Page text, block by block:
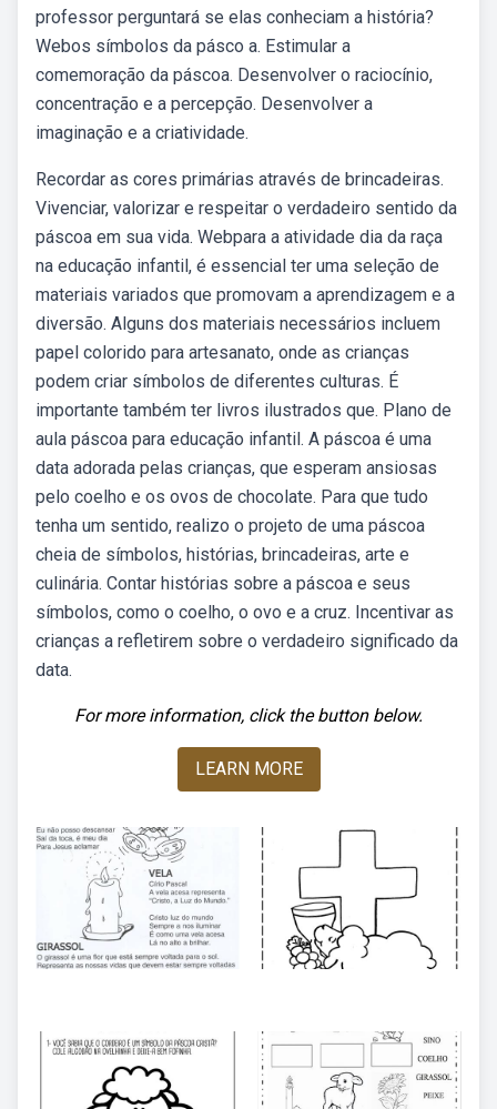
professor perguntará se elas conheciam a história?
Webos símbolos da pásco a. Estimular a
comemoração da páscoa. Desenvolver o raciocínio,
concentração e a percepção. Desenvolver a
imaginação e a criatividade.
Recordar as cores primárias através de brincadeiras.
Vivenciar, valorizar e respeitar o verdadeiro sentido da
páscoa em sua vida. Webpara a atividade dia da raça
na educação infantil, é essencial ter uma seleção de
materiais variados que promovam a aprendizagem e a
diversão. Alguns dos materiais necessários incluem
papel colorido para artesanato, onde as crianças
podem criar símbolos de diferentes culturas. É
importante também ter livros ilustrados que. Plano de
aula páscoa para educação infantil. A páscoa é uma
data adorada pelas crianças, que esperam ansiosas
pelo coelho e os ovos de chocolate. Para que tudo
tenha um sentido, realizo o projeto de uma páscoa
cheia de símbolos, histórias, brincadeiras, arte e
culinária. Contar histórias sobre a páscoa e seus
símbolos, como o coelho, o ovo e a cruz. Incentivar as
crianças a refletirem sobre o verdadeiro significado da
data.
For more information, click the button below.
LEARN MORE